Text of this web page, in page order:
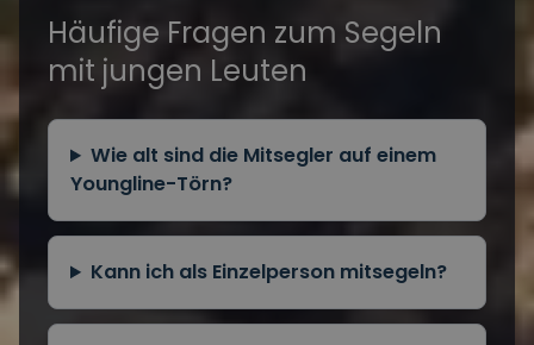
Häufige Fragen zum Segeln
mit jungen Leuten
Wie alt sind die Mitsegler auf einem
Youngline-Törn?
Kann ich als Einzelperson mitsegeln?